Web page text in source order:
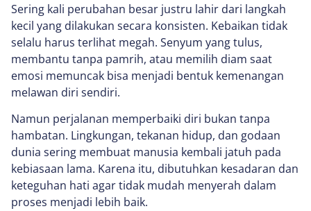
Sering kali perubahan besar justru lahir dari langkah
kecil yang dilakukan secara konsisten. Kebaikan tidak
selalu harus terlihat megah. Senyum yang tulus,
membantu tanpa pamrih, atau memilih diam saat
emosi memuncak bisa menjadi bentuk kemenangan
melawan diri sendiri.
Namun perjalanan memperbaiki diri bukan tanpa
hambatan. Lingkungan, tekanan hidup, dan godaan
dunia sering membuat manusia kembali jatuh pada
kebiasaan lama. Karena itu, dibutuhkan kesadaran dan
keteguhan hati agar tidak mudah menyerah dalam
proses menjadi lebih baik.